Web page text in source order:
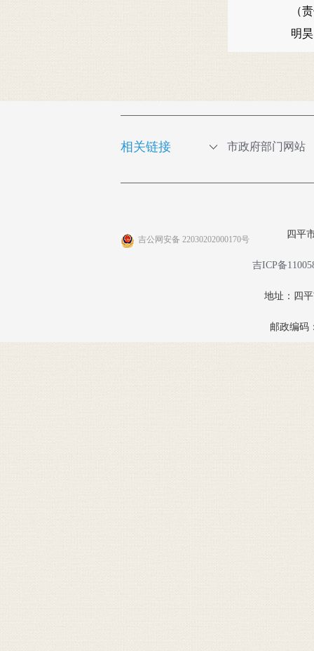
（
明
相关链接 市政府部门网站
吉公网安备 22030202000170号 四平
吉ICP备
地址：四
邮政编码